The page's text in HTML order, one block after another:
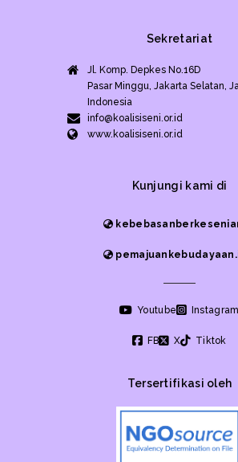
Sekretariat
Jl. Komp. Depkes No.16D
Pasar Minggu, Jakarta Selatan,
Indonesia
info@koalisiseni.or.id
www.koalisiseni.or.id
Kunjungi kami di
Youtube Instagram
FB X Tiktok
Tersertifikasi oleh